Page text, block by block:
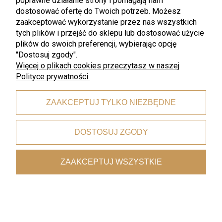
Made in Japan
Made in Japan BB Black –
Potraw Zup i Sałatek 15/17 cm
59,99 zł
Made in Japan
Made in Japan biała łyżka 17,5
54,99 zł
dostosować ofertę do Twoich potrzeb. Możesz
zaakceptować wykorzystanie przez nas wszystkich
tych plików i przejść do sklepu lub dostosować użycie
plików do swoich preferencji, wybierając opcję
"Dostosuj zgody".
Więcej o plikach cookies przeczytasz w naszej
Polityce prywatności.
ZAAKCEPTUJ TYLKO NIEZBĘDNE
DOSTOSUJ ZGODY
ZAAKCEPTUJ WSZYSTKIE